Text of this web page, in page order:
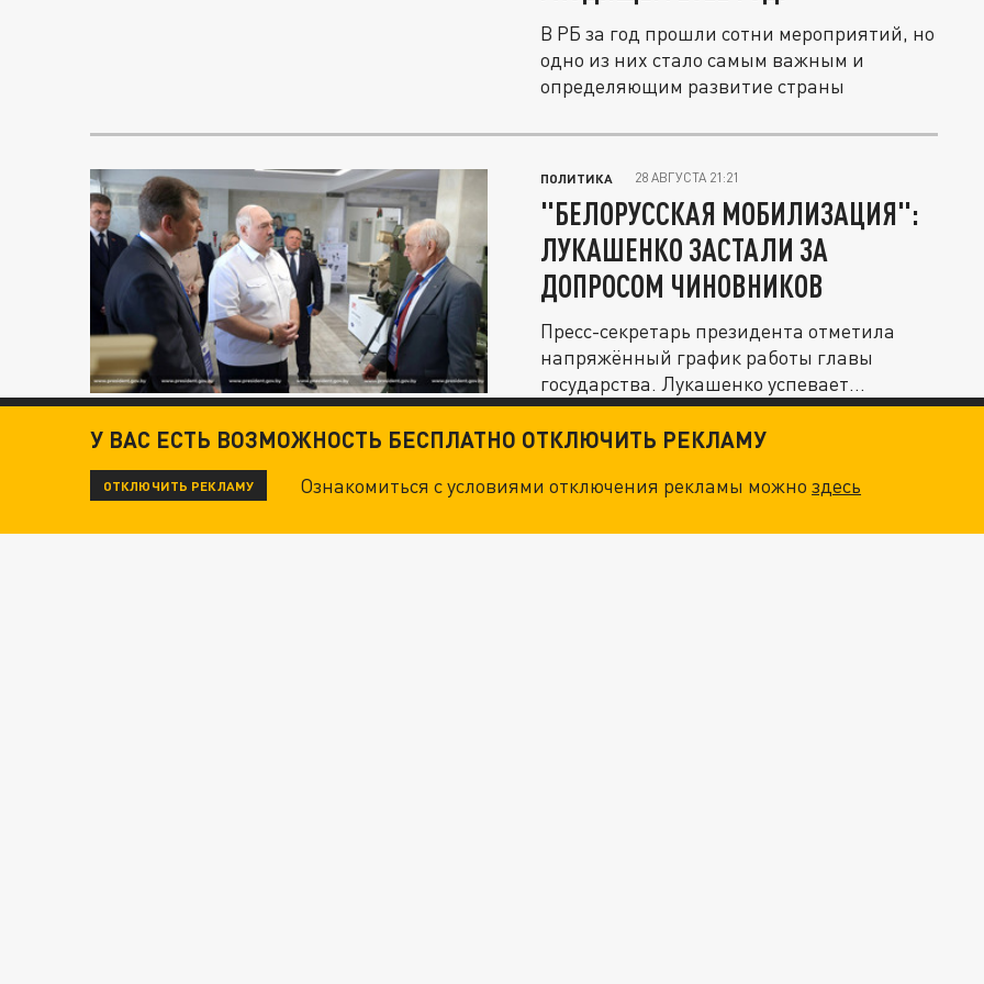
В РБ за год прошли сотни мероприятий, но
одно из них стало самым важным и
определяющим развитие страны
ПОЛИТИКА 28 АВГУСТА 21:21
"БЕЛОРУССКАЯ МОБИЛИЗАЦИЯ":
ЛУКАШЕНКО ЗАСТАЛИ ЗА
ДОПРОСОМ ЧИНОВНИКОВ
Пресс-секретарь президента отметила
напряжённый график работы главы
государства. Лукашенко успевает
сделать...
У ВАС ЕСТЬ ВОЗМОЖНОСТЬ БЕСПЛАТНО ОТКЛЮЧИТЬ РЕКЛАМУ
ОТКЛЮЧИТЬ РЕКЛАМУ Ознакомиться с условиями отключения рекламы можноздесь